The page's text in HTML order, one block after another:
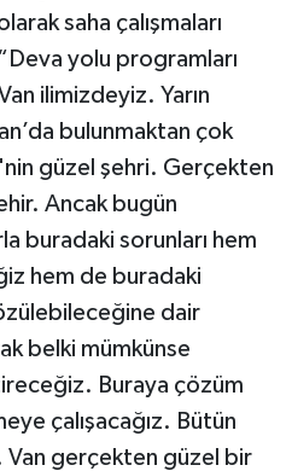
saha çalışmaları
yolu programları
ilimizdeyiz. Yarın
bulunmaktan çok
güzel şehri. Gerçekten
Ancak bugün
buradaki sorunları hem
hem de buradaki
dair
belki mümkünse
Buraya çözüm
çalışacağız. Bütün
Van gerçekten güzel bir